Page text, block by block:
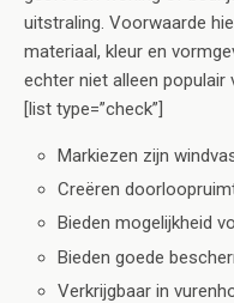
uitstraling. Voorwaarde
materiaal, kleur en
echter niet alleen populair
[list type=”check”]
Markiezen zijn
Creëren
Bieden mogelijkheid
Bieden goede
Verkrijgbaar in